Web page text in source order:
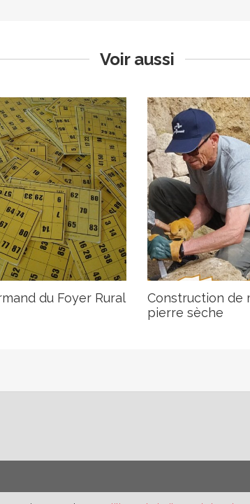
Voir aussi
du Foyer Rural
Construction de
pierre sèche